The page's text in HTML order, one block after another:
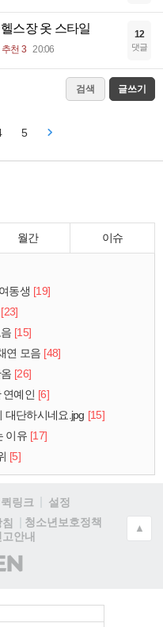
스장 옷 스타일
추천 3 20:06
12
댓글
검색 글쓰기
5
월간 이슈
동생 [19]
[23]
[15]
연 모음 [48]
[26]
연예인 [6]
대단하시네요.jpg [15]
이유 [17]
[5]
퀵링크
설정
청소년보호정책
안내
▲